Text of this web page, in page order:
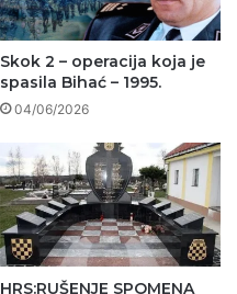
Skok 2 – operacija koja je
spasila Bihać – 1995.
04/06/2026
HRS:RUŠENJE SPOMENA